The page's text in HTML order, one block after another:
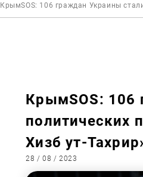
КрымSOS: 106 граждан Украины
КрымSOS: 106
политических
Хизб ут-
28 / 08 / 2023